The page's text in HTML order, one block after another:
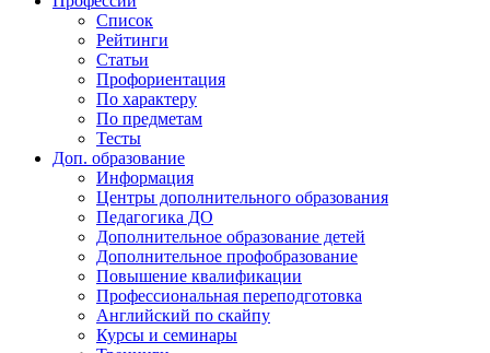
Список
Рейтинги
Статьи
Профориентация
По характеру
По предметам
Тесты
Доп. образование
Информация
Центры дополнительного образования
Педагогика ДО
Дополнительное образование детей
Дополнительное профобразование
Повышение квалификации
Профессиональная переподготовка
Английский по скайпу
Курсы и семинары